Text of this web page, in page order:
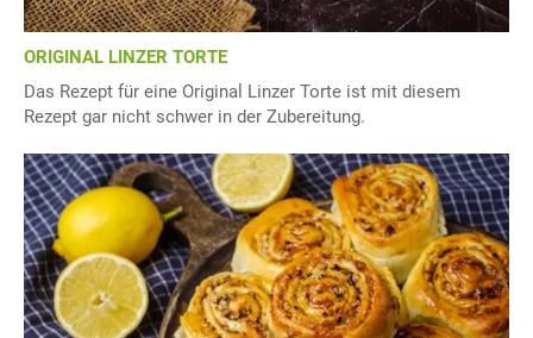
ORIGINAL LINZER TORTE
Das Rezept für eine Original Linzer Torte ist mit diesem
Rezept gar nicht schwer in der Zubereitung.